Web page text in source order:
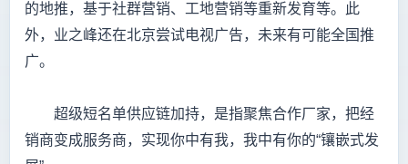
的地推，基于社群营销、工地营销等重新发育等。此
外，业之峰还在北京尝试电视广告，未来有可能全国推
广。
超级短名单供应链加持，是指聚焦合作厂家，把经
销商变成服务商，实现你中有我，我中有你的“镶嵌式发